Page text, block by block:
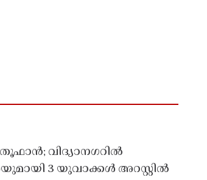
വിദ്യാനഗറിൽ
3 യുവാക്കൾ അറസ്റ്റിൽ